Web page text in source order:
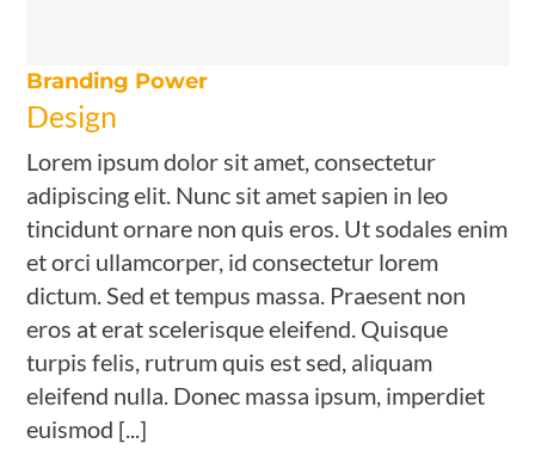
Branding Power
Design
Lorem ipsum dolor sit amet, consectetur
adipiscing elit. Nunc sit amet sapien in leo
tincidunt ornare non quis eros. Ut sodales enim
et orci ullamcorper, id consectetur lorem
dictum. Sed et tempus massa. Praesent non
eros at erat scelerisque eleifend. Quisque
turpis felis, rutrum quis est sed, aliquam
eleifend nulla. Donec massa ipsum, imperdiet
euismod [...]